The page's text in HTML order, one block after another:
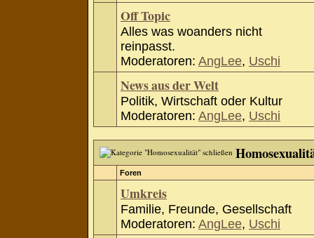
Off Topic
Alles was woanders nicht
reinpasst.
Moderatoren: AngLee, Uschi
News aus der Welt
Politik, Wirtschaft oder Kultur
Moderatoren: AngLee, Uschi
Foren
Umkreis
Familie, Freunde, Gesellschaft
Moderatoren: AngLee, Uschi